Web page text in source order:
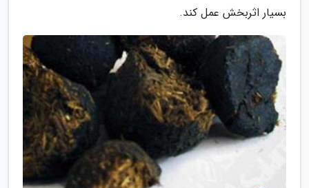
بسیار اثربخش عمل کند.